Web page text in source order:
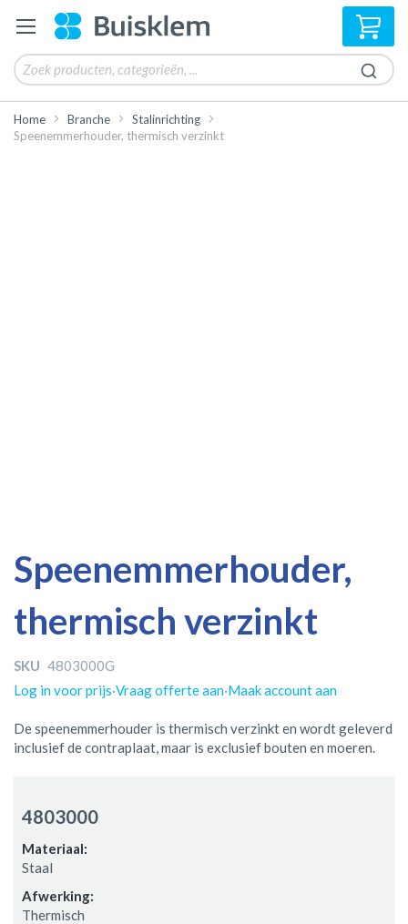
Home Branche
Stalinrichting
Speenemmerhouder, thermisch verzinkt
Speenemmerhouder,
thermisch verzinkt
SKU 4803000G
Log in voor prijs·Vraag offerte aan·Maak account aan
De speenemmerhouder is thermisch verzinkt en wordt geleverd
inclusief de contraplaat, maar is exclusief bouten en moeren.
naar
einde
van
afbeeldingen-
gallerij
naar
begin
van
afbeeldingen-
gallerij
4803000
Staal
Thermisch